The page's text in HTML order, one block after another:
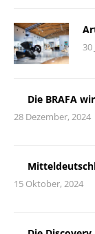
30
Die BRAFA
28 Dezember, 2024
15 Oktober, 2024